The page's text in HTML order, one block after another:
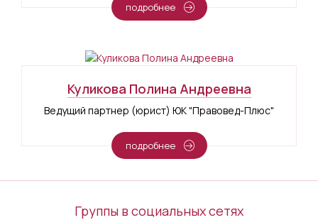
подробнее
Куликова Полина Андреевна
Ведущий партнер (юрист) ЮК "Правовед-Плюс"
подробнее
Группы в социальных сетях